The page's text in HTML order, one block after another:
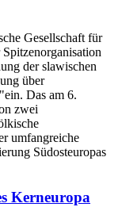
Gesellschaft für
der slawischen
über
Das am 6.
zwei
umfangreiche
Südosteuropas
Kerneuropa